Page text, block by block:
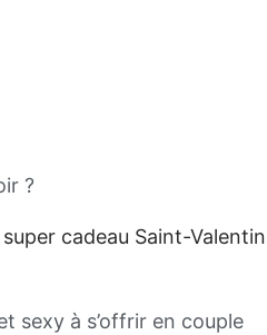
?
cadeau Saint-
sexy à s’offrir en couple